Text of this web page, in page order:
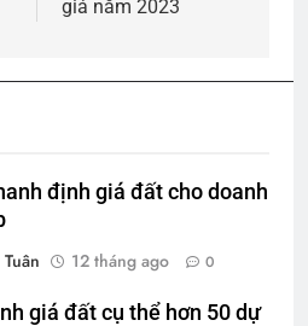
giá năm 2023
định giá đất cho doanh
12 tháng ago 0
giá đất cụ thể hơn 50 dự